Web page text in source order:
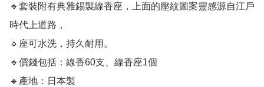
🔹套裝附有典雅錫製線香座，上面的壓紋圖案靈感源自江戶
時代上道路，
🔹座可水洗，持久耐用。
🔹價錢包括：線香60支、線香座1個
🔹產地：日本製